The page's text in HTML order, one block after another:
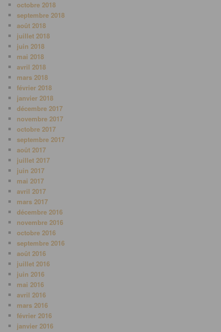
octobre 2018
septembre 2018
août 2018
juillet 2018
juin 2018
mai 2018
avril 2018
mars 2018
février 2018
janvier 2018
décembre 2017
novembre 2017
octobre 2017
septembre 2017
août 2017
juillet 2017
juin 2017
mai 2017
avril 2017
mars 2017
décembre 2016
novembre 2016
octobre 2016
septembre 2016
août 2016
juillet 2016
juin 2016
mai 2016
avril 2016
mars 2016
février 2016
janvier 2016